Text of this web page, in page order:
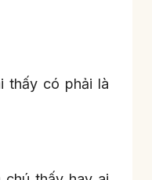
phải là